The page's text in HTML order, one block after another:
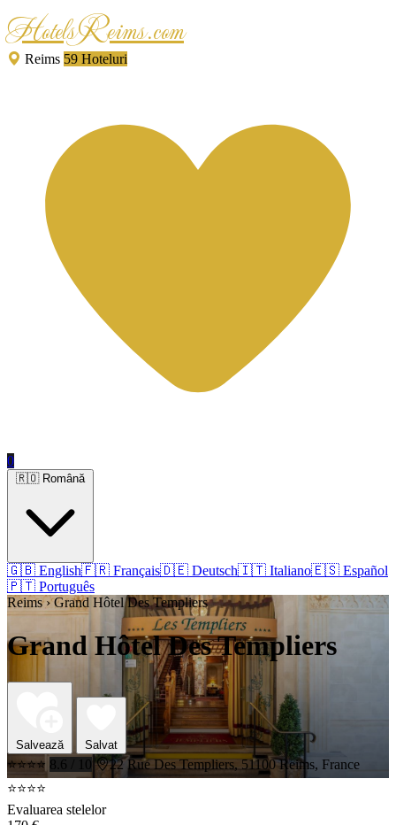
HotelsReims.com
Reims 59 Hoteluri
0
🇷🇴 Română
🇬🇧 English🇫🇷 Français🇩🇪 Deutsch🇮🇹 Italiano🇪🇸 Español
🇵🇹 Português
Reims › Grand Hôtel Des Templiers
Grand Hôtel Des Templiers
Salvează Salvat
⭐⭐⭐⭐ 8.6 / 10
22 Rue Des Templiers, 51100 Reims, France
⭐⭐⭐⭐
Evaluarea stelelor